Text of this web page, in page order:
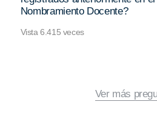
Nombramiento Docente?
Vista 6.415 veces
Ver más